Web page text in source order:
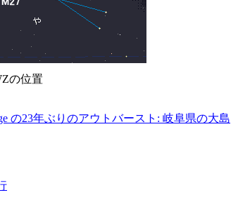
の位置
の23年ぶりのアウトバースト: 岐阜県の大島